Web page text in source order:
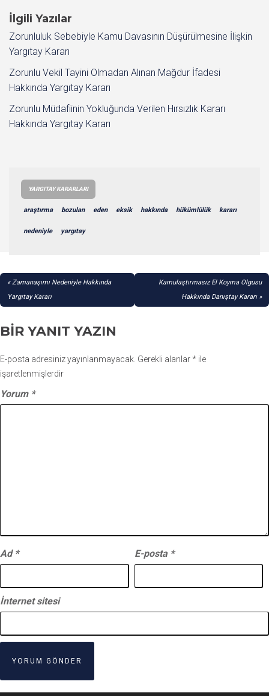
İlgili Yazılar
Zorunluluk Sebebiyle Kamu Davasının Düşürülmesine İlişkin
Yargıtay Kararı
Zorunlu Vekil Tayini Olmadan Alınan Mağdur İfadesi
Hakkında Yargıtay Kararı
Zorunlu Müdafiinin Yokluğunda Verilen Hırsızlık Kararı
Hakkında Yargıtay Kararı
YARGITAY KARARLARI
araştırma bozulan eden eksik hakkında hükümlülük kararı
nedeniyle yargıtay
YAZI
GEZINMESI
Zamanaşımı Nedeniyle Hakkında
Yargıtay Kararı
Kamulaştırmasız El Koyma Olgusu
Hakkında Danıştay Kararı
BIR YANIT YAZIN
E-posta adresiniz yayınlanmayacak. Gerekli alanlar* ile
işaretlenmişlerdir
Yorum *
Ad * E-posta *
İnternet sitesi